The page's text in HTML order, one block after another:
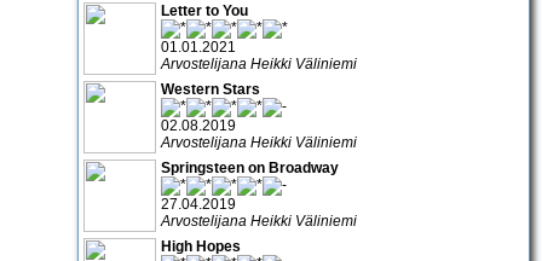
Letter to You
01.01.2021
Arvostelijana Heikki Väliniemi
Western Stars
02.08.2019
Arvostelijana Heikki Väliniemi
Springsteen on Broadway
27.04.2019
Arvostelijana Heikki Väliniemi
High Hopes